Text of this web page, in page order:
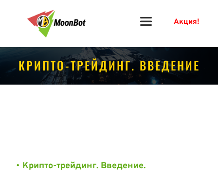
Акция!
КРИПТО-ТРЕЙДИНГ. ВВЕДЕНИЕ
Крипто-трейдинг. Введение.